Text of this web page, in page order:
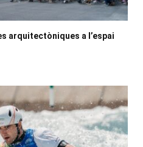
arquitectòniques a l’espai